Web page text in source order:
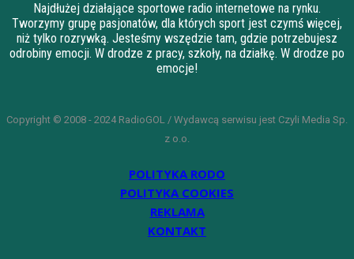
Najdłużej działające sportowe radio internetowe na rynku.
Tworzymy grupę pasjonatów, dla których sport jest czymś więcej,
niż tylko rozrywką. Jesteśmy wszędzie tam, gdzie potrzebujesz
odrobiny emocji. W drodze z pracy, szkoły, na działkę. W drodze po
emocje!
Copyright © 2008 - 2024 RadioGOL / Wydawcą serwisu jest Czyli Media Sp.
z o.o.
POLITYKA RODO
POLITYKA COOKIES
REKLAMA
KONTAKT